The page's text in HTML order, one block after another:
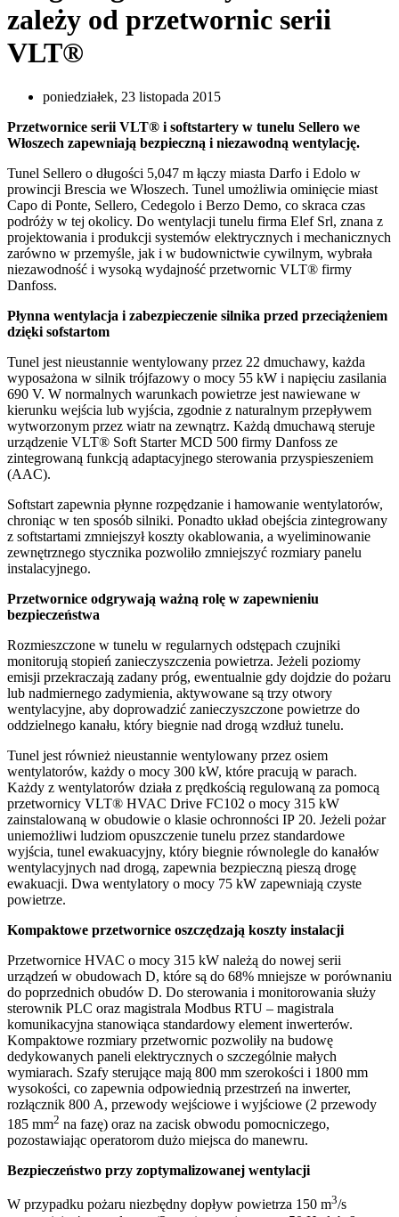
zależy od przetwornic serii
VLT®
poniedziałek, 23 listopada 2015
Przetwornice serii VLT® i softstartery w tunelu Sellero we
Włoszech zapewniają bezpieczną i niezawodną wentylację.
Tunel Sellero o długości 5,047 m łączy miasta Darfo i Edolo w
prowincji Brescia we Włoszech. Tunel umożliwia ominięcie miast
Capo di Ponte, Sellero, Cedegolo i Berzo Demo, co skraca czas
podróży w tej okolicy. Do wentylacji tunelu firma Elef Srl, znana z
projektowania i produkcji systemów elektrycznych i mechanicznych
zarówno w przemyśle, jak i w budownictwie cywilnym, wybrała
niezawodność i wysoką wydajność przetwornic VLT® firmy
Danfoss.
Płynna wentylacja i zabezpieczenie silnika przed przeciążeniem
dzięki sofstartom
Tunel jest nieustannie wentylowany przez 22 dmuchawy, każda
wyposażona w silnik trójfazowy o mocy 55 kW i napięciu zasilania
690 V. W normalnych warunkach powietrze jest nawiewane w
kierunku wejścia lub wyjścia, zgodnie z naturalnym przepływem
wytworzonym przez wiatr na zewnątrz. Każdą dmuchawą steruje
urządzenie VLT® Soft Starter MCD 500 firmy Danfoss ze
zintegrowaną funkcją adaptacyjnego sterowania przyspieszeniem
(AAC).
Softstart zapewnia płynne rozpędzanie i hamowanie wentylatorów,
chroniąc w ten sposób silniki. Ponadto układ obejścia zintegrowany
z softstartami zmniejszył koszty okablowania, a wyeliminowanie
zewnętrznego stycznika pozwoliło zmniejszyć rozmiary panelu
instalacyjnego.
Przetwornice odgrywają ważną rolę w zapewnieniu
bezpieczeństwa
Rozmieszczone w tunelu w regularnych odstępach czujniki
monitorują stopień zanieczyszczenia powietrza. Jeżeli poziomy
emisji przekraczają zadany próg, ewentualnie gdy dojdzie do pożaru
lub nadmiernego zadymienia, aktywowane są trzy otwory
wentylacyjne, aby doprowadzić zanieczyszczone powietrze do
oddzielnego kanału, który biegnie nad drogą wzdłuż tunelu.
Tunel jest również nieustannie wentylowany przez osiem
wentylatorów, każdy o mocy 300 kW, które pracują w parach.
Każdy z wentylatorów działa z prędkością regulowaną za pomocą
przetwornicy VLT® HVAC Drive FC102 o mocy 315 kW
zainstalowaną w obudowie o klasie ochronności IP 20. Jeżeli pożar
uniemożliwi ludziom opuszczenie tunelu przez standardowe
wyjścia, tunel ewakuacyjny, który biegnie równolegle do kanałów
wentylacyjnych nad drogą, zapewnia bezpieczną pieszą drogę
ewakuacji. Dwa wentylatory o mocy 75 kW zapewniają czyste
powietrze.
Kompaktowe przetwornice oszczędzają koszty instalacji
Przetwornice HVAC o mocy 315 kW należą do nowej serii
urządzeń w obudowach D, które są do 68% mniejsze w porównaniu
do poprzednich obudów D. Do sterowania i monitorowania służy
sterownik PLC oraz magistrala Modbus RTU – magistrala
komunikacyjna stanowiąca standardowy element inwerterów.
Kompaktowe rozmiary przetwornic pozwoliły na budowę
dedykowanych paneli elektrycznych o szczególnie małych
wymiarach. Szafy sterujące mają 800 mm szerokości i 1800 mm
wysokości, co zapewnia odpowiednią przestrzeń na inwerter,
rozłącznik 800 A, przewody wejściowe i wyjściowe (2 przewody
185 mm2 na fazę) oraz na zacisk obwodu pomocniczego,
pozostawiając operatorom dużo miejsca do manewru.
Bezpieczeństwo przy zoptymalizowanej wentylacji
W przypadku pożaru niezbędny dopływ powietrza 150 m3/s